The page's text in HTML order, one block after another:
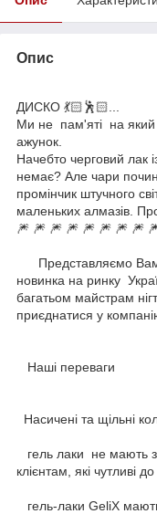
Опис
ДИСКО 💃🏻🕺🏻...⠀
Ми не пам'яті на який
ажунок.
Начебто черговий лак
немає? Але чари
промінчик штучного
маленьких алмазів.
🎆 🎆 🎆 🎆 🎆 🎆 🎆 🎆
Представляємо Вам
новинка на ринку
багатьом майстрам
приєднатися у
Наші переваги
Насичені та щільні
гель лаки не мають
клієнтам, які чутливі
гель-лаки GeliX